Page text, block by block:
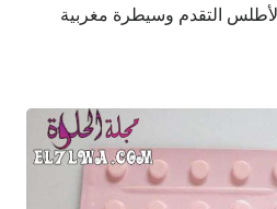
الأطلس التقدم وسيطرة مغربية